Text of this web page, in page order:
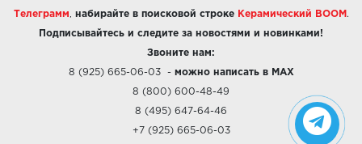
Телеграмм набирайте в поисковой строке Керамический BOOM .
Подписывайтесь и следите за новостями и новинками!
Звоните нам:
8 (925) 665-06-03- можно написать в MAX
8 (800) 600-48-49
8 (495) 647-64-46
+7 (925) 665-06-03